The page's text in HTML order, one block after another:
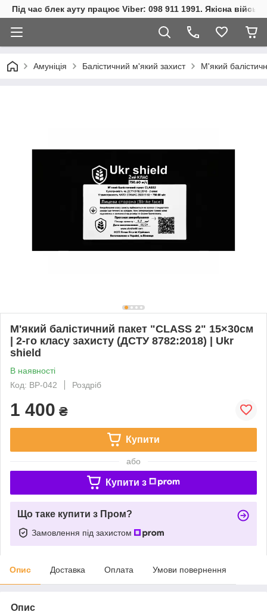
Під час блек ауту працює Viber: 098 911 1991. Якісна
Амуніція Балістичний м'який захист М'який
М'який балістичний пакет "CLASS 2" 15×30см
| 2-го класу захисту (ДСТУ 8782:2018) | Ukr
shield
В наявності
Код: BP-042
Роздріб
1 400 ₴
Купити
або
Купити з
Що таке купити з Пром?
Замовлення під захистом
Опис Доставка Оплата Умови повернення
Опис